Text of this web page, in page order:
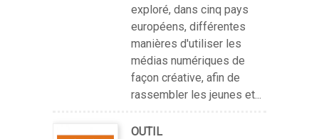
exploré, dans cinq pays
européens, différentes
manières d'utiliser les
médias numériques de
façon créative, afin de
rassembler les jeunes et...
OUTIL